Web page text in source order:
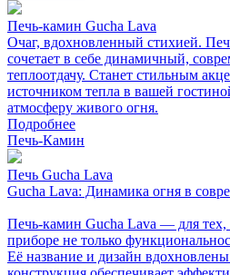
Печь-камин Gucha Lava
Очаг, вдохновленный стихией.
сочетает в себе динамичный,
теплоотдачу. Станет стильным
источником тепла в вашей
атмосферу живого огня.
Подробнее
Печь-Камин
Печь Gucha Lava
Gucha Lava: Динамика огня в
Печь-камин Gucha Lava — для тех,
приборе не только
Её название и дизайн